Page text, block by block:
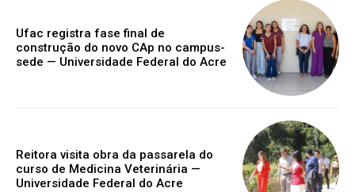
Ufac registra fase final de
construção do novo CAp no campus-
sede — Universidade Federal do Acre
Reitora visita obra da passarela do
curso de Medicina Veterinária —
Universidade Federal do Acre